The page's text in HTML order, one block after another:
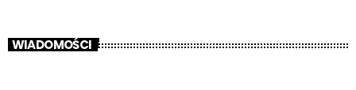
WIADOMOŚCI